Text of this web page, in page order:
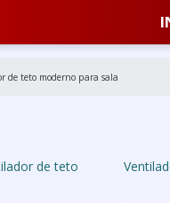
de teto moderno para sala
de teto